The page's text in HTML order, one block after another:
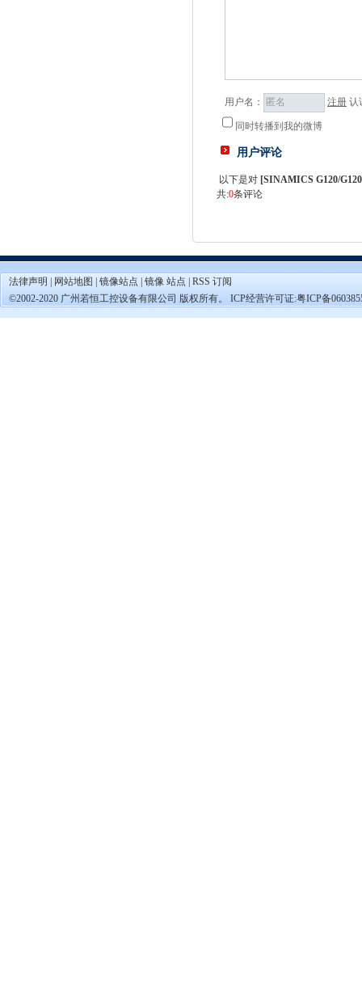
用户名： 注册 认
同时转播到我的微博
用户评论
以下是对 [SINAMICS G120/
共:0条评论
法律声明 网站地图 镜像站点 镜像 站点
RSS 订阅
©2002-2020 广州若恒工控设备有限公司 版权所有。 ICP经营许可证:粤ICP备